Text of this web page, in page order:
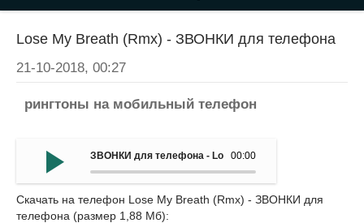
Lose My Breath (Rmx) - ЗВОНКИ для телефона
21-10-2018, 00:27
рингтоны на мобильный телефон
00:00
ЗВОНКИ для телефона - Lose My Breath (Rmx)
Скачать на телефон Lose My Breath (Rmx) - ЗВОНКИ для
телефона (размер 1,88 Мб):